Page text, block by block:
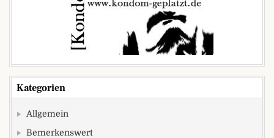
Kategorien
Allgemein
Bemerkenswert